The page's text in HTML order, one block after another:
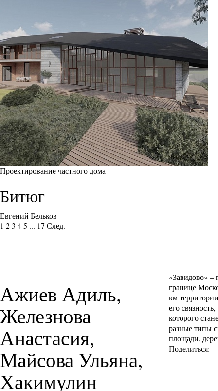
Проектирование частного дома
Битюг
Евгений Бельков
1 23 45 ... 17 След.
Ажиев Адиль,
Железнова
Анастасия,
Майсова Ульяна,
Хакимулин
«Завидово» –
границе
км
его
которого
разные типы
площади,
Поделиться: